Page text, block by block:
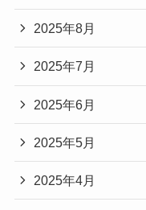
2025年8月
2025年7月
2025年6月
2025年5月
2025年4月